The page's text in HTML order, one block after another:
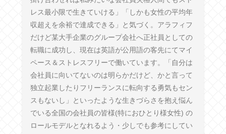
レス最小限で生きていける」「しかも女性の平均年
収超えを余裕で達成できる」と気づく。アラフィフ
だけど某大手企業のグループ会社へ正社員としての
転職に成功し、現在は英語が公用語の客先にてマイ
ペース＆ストレスフリーで働いています。「自分は
会社員に向いてないのは明らかだけど、かと言って
独立起業したりフリーランスに転向する勇気もセン
スもないし」といったような生きづらさを抱え悩ん
でいる全国の会社員の皆様(特におひとり様女性) の
ロールモデルとなれるよう・少しでも参考にしてい